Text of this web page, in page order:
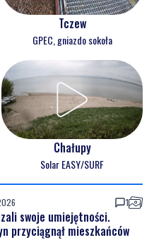
Tczew
GPEC, gniazdo sokoła
Chałupy
Solar EASY/SURF
1
swoje umiejętności.
przyciągnął mieszkańców